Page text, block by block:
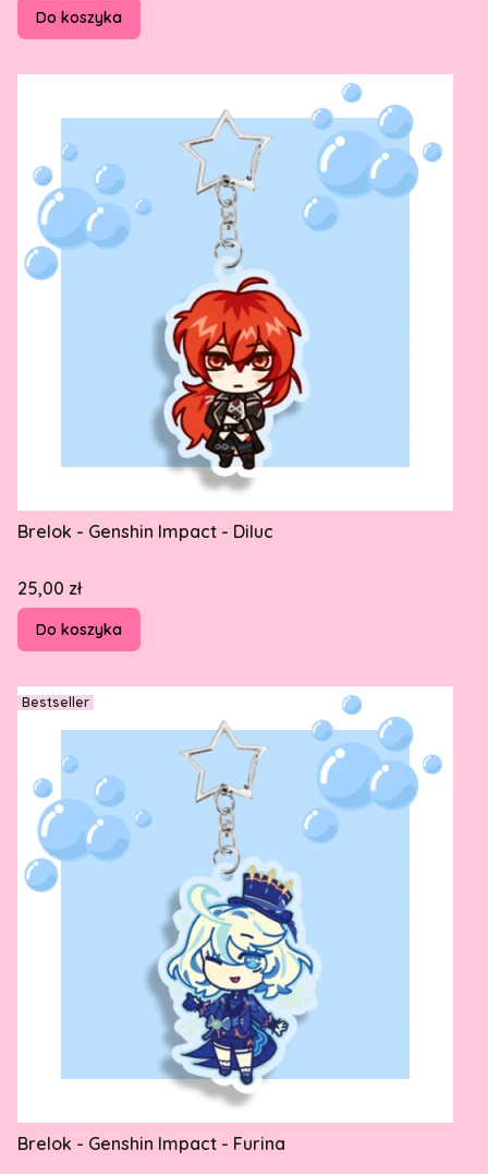
Do koszyka
Brelok - Genshin Impact - Diluc
Cena
25,00 zł
Do koszyka
Bestseller
Brelok - Genshin Impact - Furina